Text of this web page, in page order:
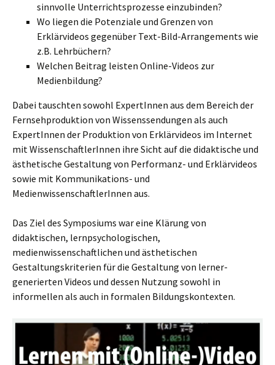
sinnvolle Unterrichtsprozesse einzubinden?
Wo liegen die Potenziale und Grenzen von
Erklärvideos gegenüber Text-Bild-Arrangements wie
z.B. Lehrbüchern?
Welchen Beitrag leisten Online-Videos zur
Medienbildung?
Dabei tauschten sowohl ExpertInnen aus dem Bereich der
Fernsehproduktion von Wissenssendungen als auch
ExpertInnen der Produktion von Erklärvideos im Internet
mit WissenschaftlerInnen ihre Sicht auf die didaktische und
ästhetische Gestaltung von Performanz- und Erklärvideos
sowie mit Kommunikations- und
MedienwissenschaftlerInnen aus.
Das Ziel des Symposiums war eine Klärung von
didaktischen, lernpsychologischen,
medienwissenschaftlichen und ästhetischen
Gestaltungskriterien für die Gestaltung von lerner-
generierten Videos und dessen Nutzung sowohl in
informellen als auch in formalen Bildungskontexten.